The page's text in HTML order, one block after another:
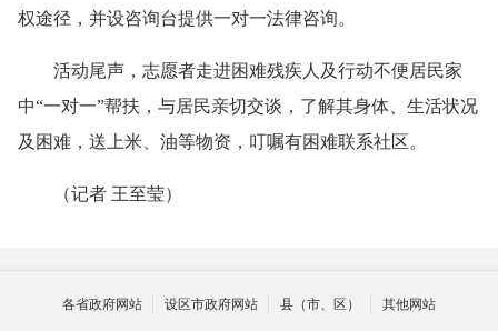
权途径，并设咨询台提供一对一法律咨询。
活动尾声，志愿者走进困难残疾人及行动不便居民家
中“一对一”帮扶，与居民亲切交谈，了解其身体、生活状况
及困难，送上米、油等物资，叮嘱有困难联系社区。
（记者 王至莹）
各省政府网站 设区市政府网站 县（市、区） 其他网站